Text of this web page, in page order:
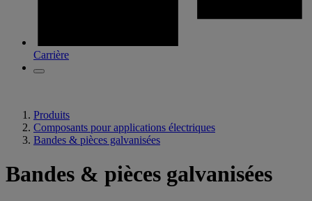
Carrière
Produits
Composants pour applications électriques
Bandes & pièces galvanisées
Bandes & pièces galvanisées